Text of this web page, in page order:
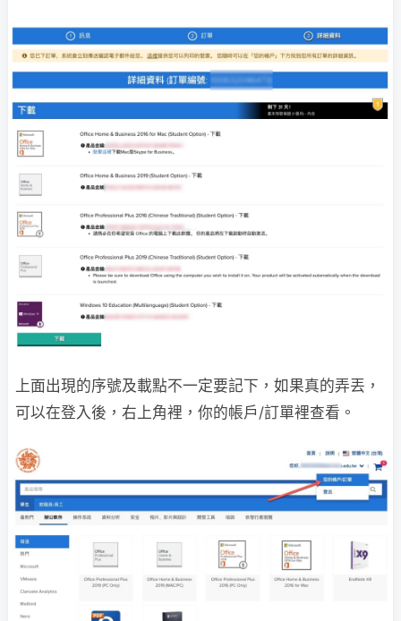
上面出現的序號及載點不一定要記下，如果真的弄丟，
可以在登入後，右上角裡，你的帳戶/訂單裡查看。